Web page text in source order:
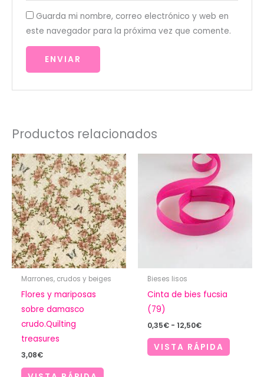
Guarda mi nombre, correo electrónico y web en
este navegador para la próxima vez que comente.
Productos relacionados
Marrones, crudos y beiges
Flores y mariposas
sobre damasco
crudo.Quilting
treasures
3,08€
Bieses lisos
Cinta de bies fucsia
(79)
0,35€ - 12,50€Rango
precios:
desde
VISTA RÁPIDA